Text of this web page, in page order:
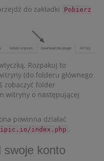
do zakładki
Pobierz
Rozpakuj to
(do folderu głównego
zobaczyć folder
witryny o następującej
powinna działać
index.php .
swoje konto